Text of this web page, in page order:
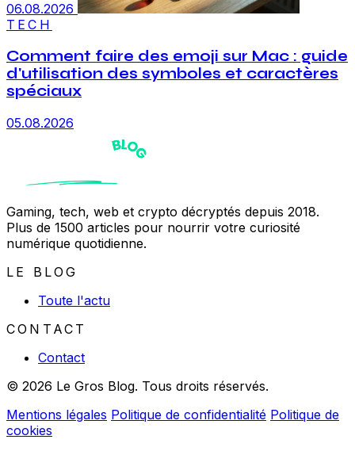
06.08.2026
TECH
Comment faire des emoji sur Mac : guide
d'utilisation des symboles et caractères
spéciaux
05.08.2026
Gaming, tech, web et crypto décryptés depuis 2018.
Plus de 1500 articles pour nourrir votre curiosité
numérique quotidienne.
LE BLOG
Toute l'actu
CONTACT
Contact
© 2026 Le Gros Blog. Tous droits réservés.
Mentions légales Politique de confidentialité Politique de
cookies